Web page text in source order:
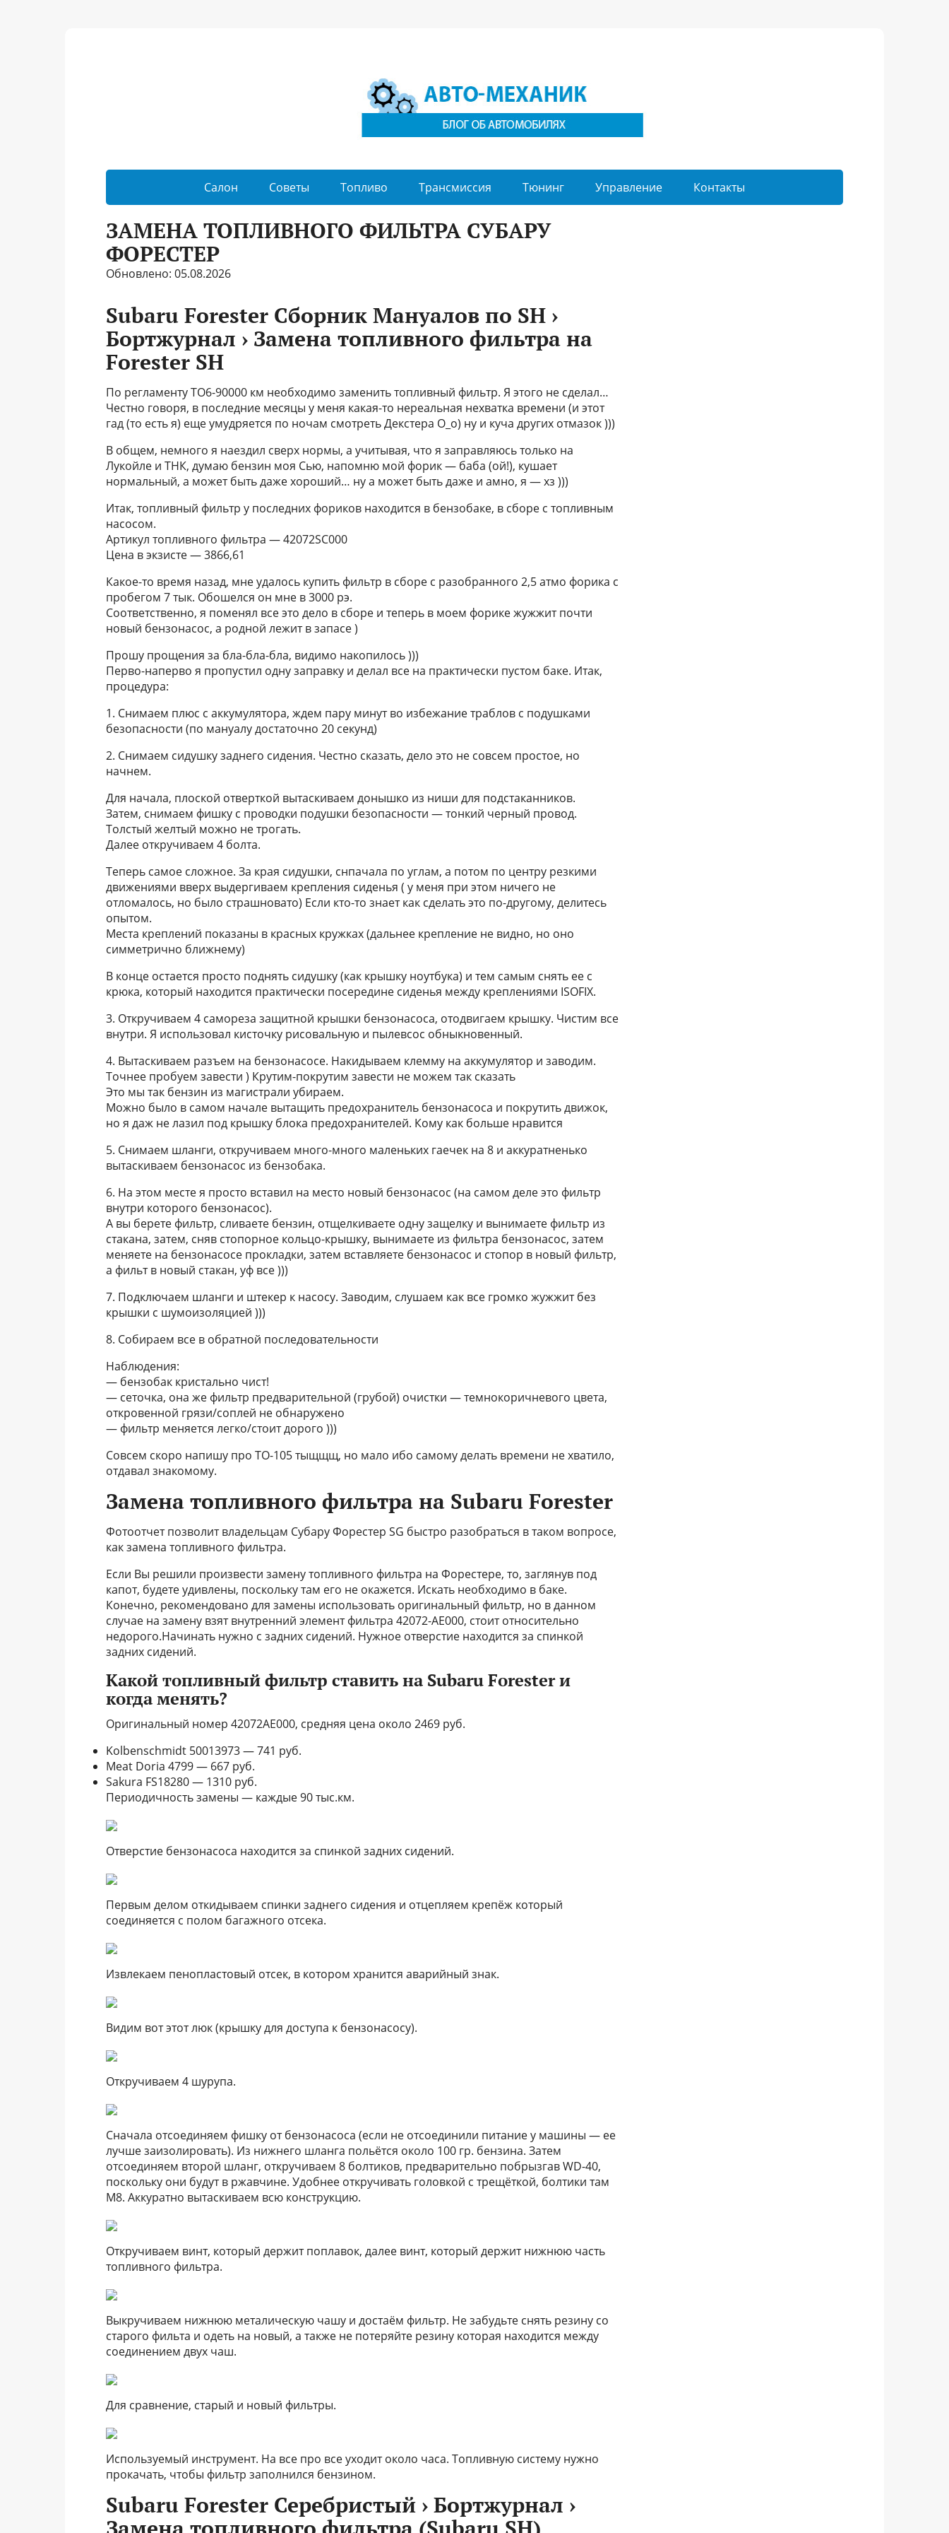
Салон Советы Топливо Трансмиссия Тюнинг Управление Контакты
ЗАМЕНА ТОПЛИВНОГО ФИЛЬТРА СУБАРУ
ФОРЕСТЕР
Обновлено: 05.08.2026
Subaru Forester Сборник Мануалов по SH ›
Бортжурнал › Замена топливного фильтра на
Forester SH
По регламенту ТО6-90000 км необходимо заменить топливный фильтр. Я этого не сделал…
Честно говоря, в последние месяцы у меня какая-то нереальная нехватка времени (и этот
гад (то есть я) еще умудряется по ночам смотреть Декстера О_о) ну и куча других отмазок )))
В общем, немного я наездил сверх нормы, а учитывая, что я заправляюсь только на
Лукойле и ТНК, думаю бензин моя Сью, напомню мой форик — баба (ой!), кушает
нормальный, а может быть даже хороший… ну а может быть даже и амно, я — хз )))
Итак, топливный фильтр у последних фориков находится в бензобаке, в сборе с топливным
насосом.
Артикул топливного фильтра — 42072SC000
Цена в экзисте — 3866,61
Какое-то время назад, мне удалось купить фильтр в сборе с разобранного 2,5 атмо форика с
пробегом 7 тык. Обошелся он мне в 3000 рэ.
Соответственно, я поменял все это дело в сборе и теперь в моем форике жужжит почти
новый бензонасос, а родной лежит в запасе )
Прошу прощения за бла-бла-бла, видимо накопилось )))
Перво-наперво я пропустил одну заправку и делал все на практически пустом баке. Итак,
процедура:
1. Снимаем плюс с аккумулятора, ждем пару минут во избежание траблов с подушками
безопасности (по мануалу достаточно 20 секунд)
2. Снимаем сидушку заднего сидения. Честно сказать, дело это не совсем простое, но
начнем.
Для начала, плоской отверткой вытаскиваем донышко из ниши для подстаканников.
Затем, снимаем фишку с проводки подушки безопасности — тонкий черный провод.
Толстый желтый можно не трогать.
Далее откручиваем 4 болта.
Теперь самое сложное. За края сидушки, снпачала по углам, а потом по центру резкими
движениями вверх выдергиваем крепления сиденья ( у меня при этом ничего не
отломалось, но было страшновато) Если кто-то знает как сделать это по-другому, делитесь
опытом.
Места креплений показаны в красных кружках (дальнее крепление не видно, но оно
симметрично ближнему)
В конце остается просто поднять сидушку (как крышку ноутбука) и тем самым снять ее с
крюка, который находится практически посередине сиденья между креплениями ISOFIX.
3. Откручиваем 4 самореза защитной крышки бензонасоса, отодвигаем крышку. Чистим все
внутри. Я использовал кисточку рисовальную и пылевсос обныкновенный.
4. Вытаскиваем разъем на бензонасосе. Накидываем клемму на аккумулятор и заводим.
Точнее пробуем завести ) Крутим-покрутим завести не можем так сказать
Это мы так бензин из магистрали убираем.
Можно было в самом начале вытащить предохранитель бензонасоса и покрутить движок,
но я даж не лазил под крышку блока предохранителей. Кому как больше нравится
5. Снимаем шланги, откручиваем много-много маленьких гаечек на 8 и аккуратненько
вытаскиваем бензонасос из бензобака.
6. На этом месте я просто вставил на место новый бензонасос (на самом деле это фильтр
внутри которого бензонасос).
А вы берете фильтр, сливаете бензин, отщелкиваете одну защелку и вынимаете фильтр из
стакана, затем, сняв стопорное кольцо-крышку, вынимаете из фильтра бензонасос, затем
меняете на бензонасосе прокладки, затем вставляете бензонасос и стопор в новый фильтр,
а фильт в новый стакан, уф все )))
7. Подключаем шланги и штекер к насосу. Заводим, слушаем как все громко жужжит без
крышки с шумоизоляцией )))
8. Собираем все в обратной последовательности
Наблюдения:
— бензобак кристально чист!
— сеточка, она же фильтр предварительной (грубой) очистки — темнокоричневого цвета,
откровенной грязи/соплей не обнаружено
— фильтр меняется легко/стоит дорого )))
Совсем скоро напишу про ТО-105 тыщщщ, но мало ибо самому делать времени не хватило,
отдавал знакомому.
Замена топливного фильтра на Subaru Forester
Фотоотчет позволит владельцам Субару Форестер SG быстро разобраться в таком вопросе,
как замена топливного фильтра.
Если Вы решили произвести замену топливного фильтра на Форестере, то, заглянув под
капот, будете удивлены, поскольку там его не окажется. Искать необходимо в баке.
Конечно, рекомендовано для замены использовать оригинальный фильтр, но в данном
случае на замену взят внутренний элемент фильтра 42072-AE000, стоит относительно
недорого.Начинать нужно с задних сидений. Нужное отверстие находится за спинкой
задних сидений.
Какой топливный фильтр ставить на Subaru Forester и
когда менять?
Оригинальный номер 42072AE000, средняя цена около 2469 руб.
Kolbenschmidt 50013973 — 741 руб.
Meat Doria 4799 — 667 руб.
Sakura FS18280 — 1310 руб.
Периодичность замены — каждые 90 тыс.км.
Отверстие бензонасоса находится за спинкой задних сидений.
Первым делом откидываем спинки заднего сидения и отцепляем крепёж который
соединяется с полом багажного отсека.
Извлекаем пенопластовый отсек, в котором хранится аварийный знак.
Видим вот этот люк (крышку для доступа к бензонасосу).
Откручиваем 4 шурупа.
Сначала отсоединяем фишку от бензонасоса (если не отсоединили питание у машины — ее
лучше заизолировать). Из нижнего шланга польётся около 100 гр. бензина. Затем
отсоединяем второй шланг, откручиваем 8 болтиков, предварительно побрызгав WD-40,
поскольку они будут в ржавчине. Удобнее откручивать головкой с трещёткой, болтики там
М8. Аккуратно вытаскиваем всю конструкцию.
Откручиваем винт, который держит поплавок, далее винт, который держит нижнюю часть
топливного фильтра.
Выкручиваем нижнюю металическую чашу и достаём фильтр. Не забудьте снять резину со
старого фильта и одеть на новый, а также не потеряйте резину которая находится между
соединением двух чаш.
Для сравнение, старый и новый фильтры.
Используемый инструмент. На все про все уходит около часа. Топливную систему нужно
прокачать, чтобы фильтр заполнился бензином.
Subaru Forester Серебристый › Бортжурнал ›